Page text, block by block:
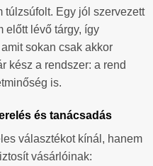
túlzsúfolt. Egy jól szervezett
előtt lévő tárgy, így
sokan csak akkor
kész a rendszer: a rend
is.
és tanácsadás
választékot kínál, hanem
vásárlóinak: